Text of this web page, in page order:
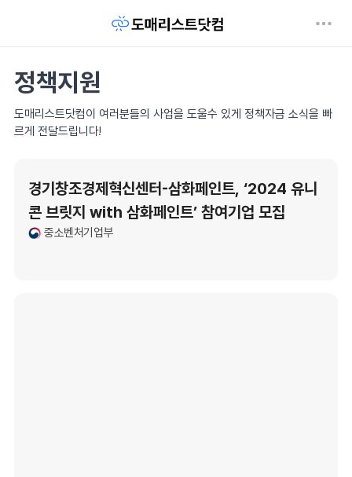
정책지원
도매리스트닷컴이 여러분들의 사업을 도울수 있게 정책자금 소식을 빠
르게 전달드립니다!
경기창조경제혁신센터-삼화페인트, ‘2024 유니
콘 브릿지 with 삼화페인트’ 참여기업 모집
중소벤처기업부